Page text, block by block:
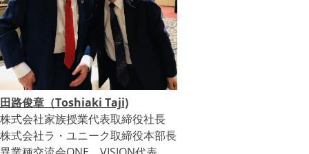
田路俊章（Toshiaki Taji)
株式会社家族授業代表取締役社長
株式会社ラ・ユニーク取締役本部長